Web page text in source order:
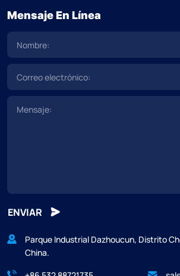
Mensaje En Línea
ENVIAR
Parque Industrial Dazhoucun, Distrito
China.